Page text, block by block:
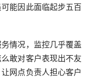
能因此面临起步五百
情况，监控几乎覆盖
敢对客户表现出不友
网点负责人担心客户